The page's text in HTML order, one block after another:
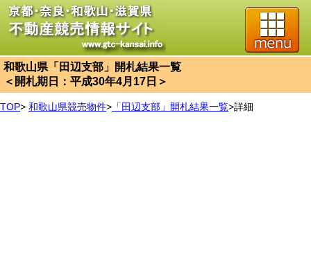
和歌山県「田辺支部」開札結果一覧
＜開札期日：平成30年4月17日＞
TOP> 和歌山県競売物件> 「田辺支部」開札結果一覧>詳細